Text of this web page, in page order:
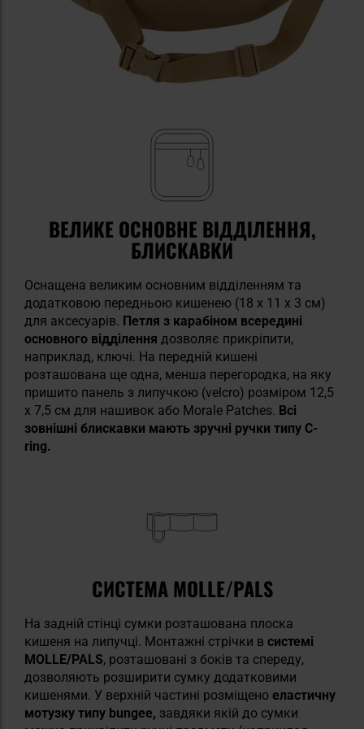
ВЕЛИКЕ ОСНОВНЕ ВІДДІЛЕННЯ,
БЛИСКАВКИ
Оснащена великим основним відділенням та
додатковою передньою кишенею (18 x 11 x 3 см)
для аксесуарів. Петля з карабіном всередині
основного відділення дозволяє прикріпити,
наприклад, ключі. На передній кишені
розташована ще одна, менша перегородка, на яку
пришито панель з липучкою (velcro) розміром 12,5
x 7,5 см для нашивок або Morale Patches. Всі
зовнішні блискавки мають зручні ручки типу C-
ring.
СИСТЕМА MOLLE/PALS
На задній стінці сумки розташована плоска
кишеня на липучці. Монтажні стрічки в системі
MOLLE/PALS, розташовані з боків та спереду,
дозволяють розширити сумку додатковими
кишенями. У верхній частині розміщено еластичну
мотузку типу bungee, завдяки якій до сумки